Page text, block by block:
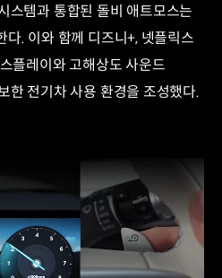
스템과 통합된 돌비 애트모스는
. 이와 함께 디즈니+, 넷플릭스
플레이와 고해상도 사운드
한 전기차 사용 환경을 조성했다.